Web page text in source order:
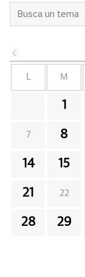
L M
1
7 8
14 15
21 22
28 29